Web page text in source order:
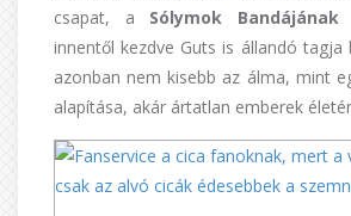
csapat, a Sólymok Bandájának
innentől kezdve Guts is állandó tagja
azonban nem kisebb az álma, mint
alapítása, akár ártatlan emberek